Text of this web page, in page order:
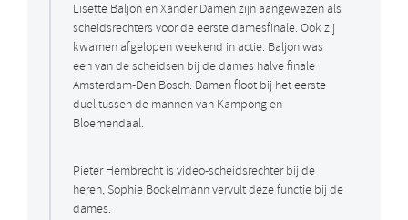
Lisette Baljon en Xander Damen zijn aangewezen als
scheidsrechters voor de eerste damesfinale. Ook zij
kwamen afgelopen weekend in actie. Baljon was
een van de scheidsen bij de dames halve finale
Amsterdam-Den Bosch. Damen floot bij het eerste
duel tussen de mannen van Kampong en
Bloemendaal.
Pieter Hembrecht is video-scheidsrechter bij de
heren, Sophie Bockelmann vervult deze functie bij de
dames.